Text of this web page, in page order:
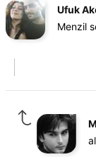
Ufuk
Menzil